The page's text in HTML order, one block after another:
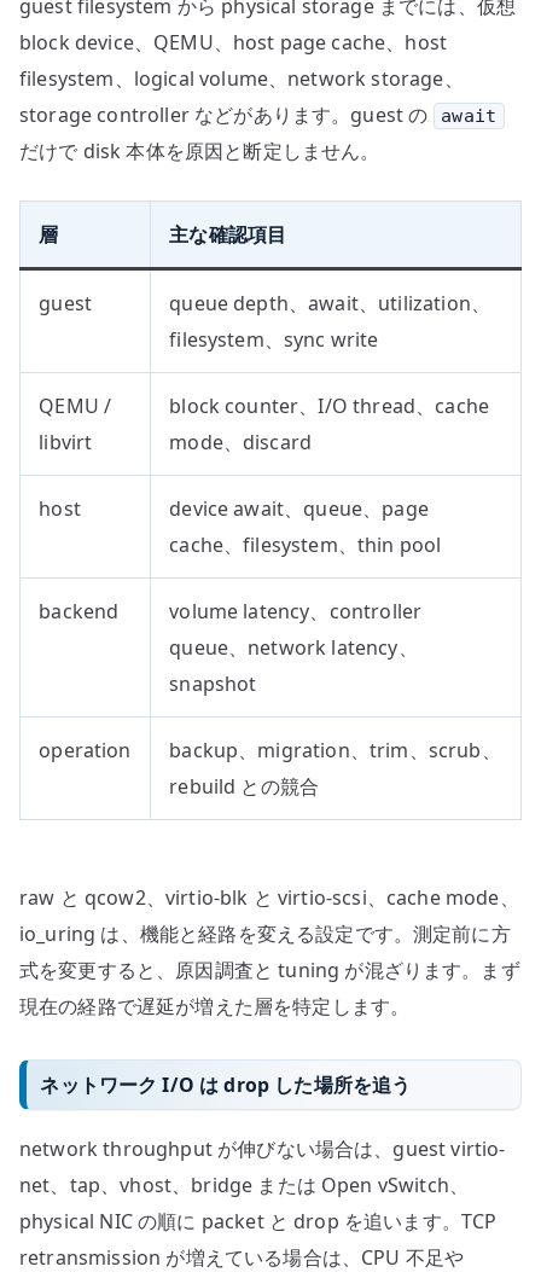
guest filesystem から physical storage までには、仮想
block device、QEMU、host page cache、host
filesystem、logical volume、network storage、
storage controller などがあります。guest の
await
だけで disk 本体を原因と断定しません。
層 主な確認項目
guest
queue depth、await、utilization、
filesystem、sync write
QEMU /
libvirt
block counter、I/O thread、cache
mode、discard
host
device await、queue、page
cache、filesystem、thin pool
backend
volume latency、controller
queue、network latency、
snapshot
operation
backup、migration、trim、scrub、
rebuild との競合
raw と qcow2、virtio-blk と virtio-scsi、cache mode、
io_uring は、機能と経路を変える設定です。測定前に方
式を変更すると、原因調査と tuning が混ざります。まず
現在の経路で遅延が増えた層を特定します。
ネットワーク I/O は drop した場所を追う
network throughput が伸びない場合は、guest virtio-
net、tap、vhost、bridge または Open vSwitch、
physical NIC の順に packet と drop を追います。TCP
retransmission が増えている場合は、CPU 不足や